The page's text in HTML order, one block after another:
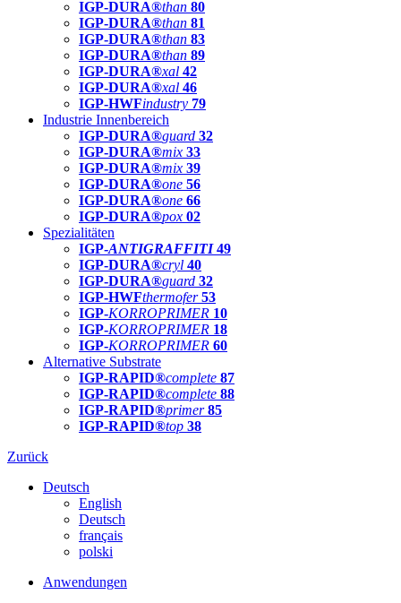
IGP-DURA®than 80
IGP-DURA®than 81
IGP-DURA®than 83
IGP-DURA®than 89
IGP-DURA®xal 42
IGP-DURA®xal 46
IGP-HWFindustry 79
Industrie Innenbereich
IGP-DURA®guard 32
IGP-DURA®mix 33
IGP-DURA®mix 39
IGP-DURA®one 56
IGP-DURA®one 66
IGP-DURA®pox 02
Spezialitäten
IGP-ANTIGRAFFITI49
IGP-DURA®cryl 40
IGP-DURA®guard 32
IGP-HWFthermofer 53
IGP-KORROPRIMER 10
IGP-KORROPRIMER 18
IGP-KORROPRIMER 60
Alternative Substrate
IGP-RAPID®complete 87
IGP-RAPID®complete 88
IGP-RAPID®primer 85
IGP-RAPID®top 38
Zurück
Deutsch
English
Deutsch
français
polski
Anwendungen